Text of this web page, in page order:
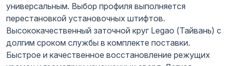
универсальным. Выбор профиля выполняется
перестановкой установочных штифтов.
Высококачественный заточной круг Legao (Тайвань) с
долгим сроком службы в комплекте поставки.
Быстрое и качественное восстановление режущих